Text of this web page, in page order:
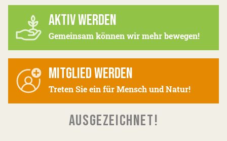
AKTIV WERDEN
Gemeinsam können wir mehr bewegen!
MITGLIED WERDEN
Treten Sie ein für Mensch und Natur!
AUSGEZEICHNET!